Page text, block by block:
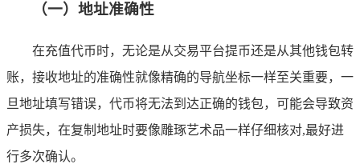
（一）地址准确性
在充值代币时，无论是从交易平台提币还是从其他钱包转
账，接收地址的准确性就像精确的导航坐标一样至关重要，一
旦地址填写错误，代币将无法到达正确的钱包，可能会导致资
产损失，在复制地址时要像雕琢艺术品一样仔细核对,最好进
行多次确认。